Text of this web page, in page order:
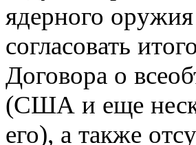
ядерного
согласовать
Договора о
(США и еще
его), а также